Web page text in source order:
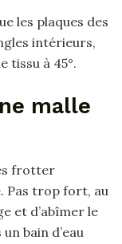
les plaques des
intérieurs,
tissu à 45°.
malle
frotter
Pas trop fort, au
et d’abîmer le
bain d’eau